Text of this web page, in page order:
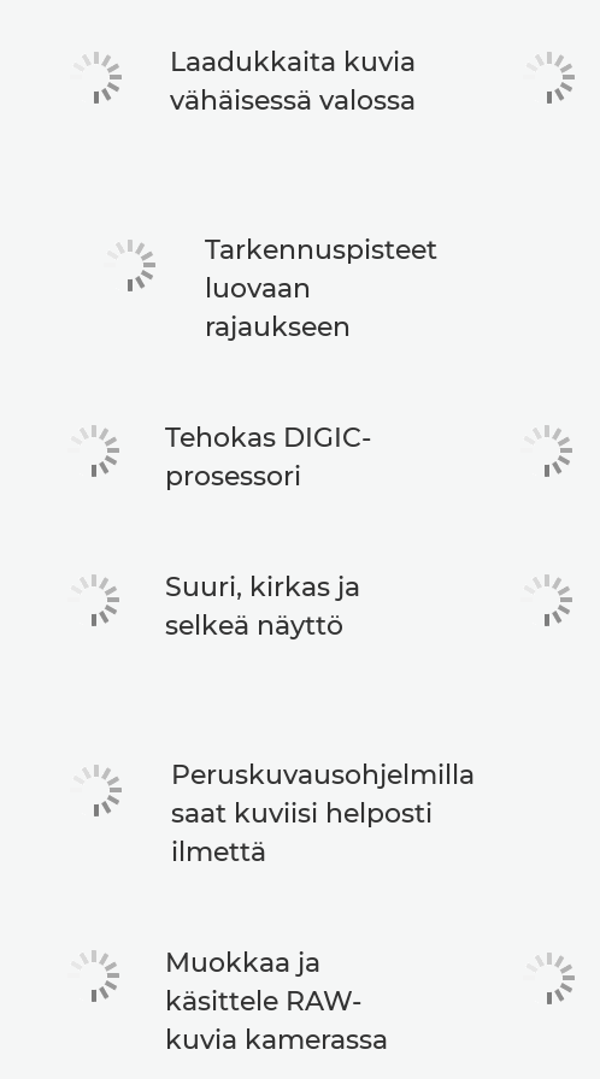
Laadukkaita kuvia
vähäisessä valossa
Tarkennuspisteet
luovaan
rajaukseen
Tehokas DIGIC-
prosessori
Suuri, kirkas ja
selkeä näyttö
Peruskuvausohjelmilla
saat kuviisi helposti
ilmettä
Muokkaa ja
käsittele RAW-
kuvia kamerassa